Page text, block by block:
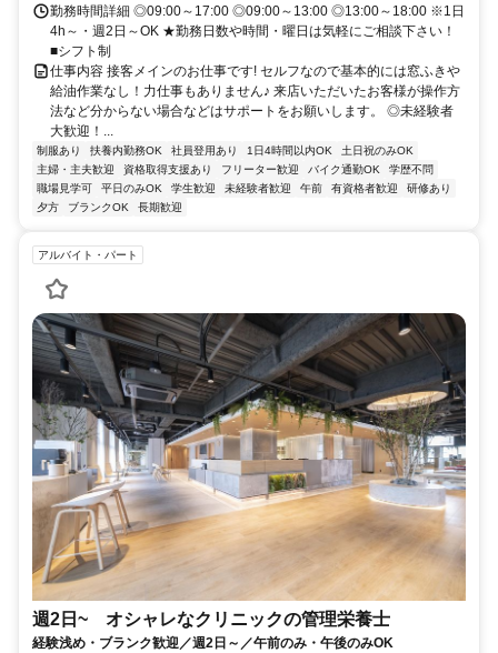
勤務時間詳細 ◎09:00～17:00 ◎09:00～13:00 ◎13:00～18:00 ※1日
4h～・週2日～OK ★勤務日数や時間・曜日は気軽にご相談下さい！
■シフト制
仕事内容 接客メインのお仕事です! セルフなので基本的には窓ふきや
給油作業なし！力仕事もありません♪ 来店いただいたお客様が操作方
法など分からない場合などはサポートをお願いします。 ◎未経験者
大歓迎！...
制服あり 扶養内勤務OK 社員登用あり 1日4時間以内OK
土日祝のみOK
主婦・主夫歓迎
資格取得支援あり フリーター歓迎 バイク通勤OK
学歴不問
職場見学可
平日のみOK 学生歓迎 未経験者歓迎 午前 有資格者歓迎
研修あり
夕方
ブランクOK 長期歓迎
アルバイト・パート
週2日~ オシャレなクリニックの管理栄養士
経験浅め・ブランク歓迎／週2日～／午前のみ・午後のみOK